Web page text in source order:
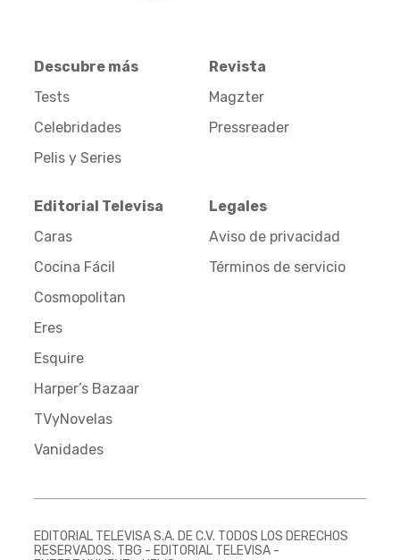
Descubre más
Tests
Celebridades
Pelis y Series
Revista
Magzter
Pressreader
Editorial Televisa
Caras
Cocina Fácil
Cosmopolitan
Eres
Esquire
Harper’s Bazaar
TVyNovelas
Vanidades
Legales
Aviso de privacidad
Términos de servicio
EDITORIAL TELEVISA S.A. DE C.V. TODOS LOS DERECHOS
RESERVADOS. TBG - EDITORIAL TELEVISA -